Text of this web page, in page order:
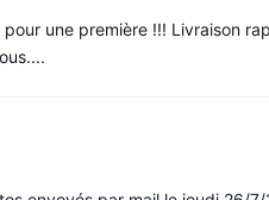
une première !!! Livraison